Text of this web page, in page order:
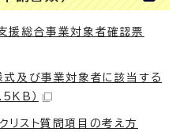
援総合事業対象者確認票
式及び事業対象者に該当する
）
リスト質問項目の考え方